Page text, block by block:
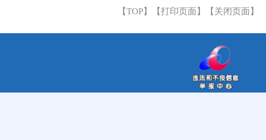
【TOP】 【打印页面 】【 关闭页面 】